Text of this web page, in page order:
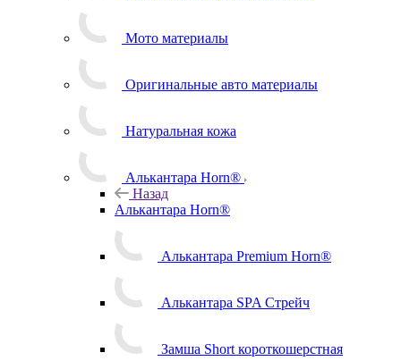
Мото материалы
Оригинальные авто материалы
Натуральная кожа
Алькантара Horn®
Назад
Алькантара Horn®
Алькантара Premium Horn®
Алькантара SPA Стрейч
Замша Short короткошерстная